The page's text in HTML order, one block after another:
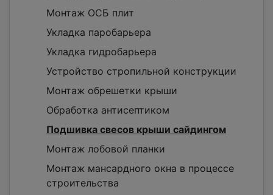
Монтаж ОСБ плит
Укладка паробарьера
Укладка гидробарьера
Устройство стропильной конструкции
Монтаж обрешетки крыши
Обработка антисептиком
Подшивка свесов крыши сайдингом
Монтаж лобовой планки
Монтаж мансардного окна в процессе
строительства